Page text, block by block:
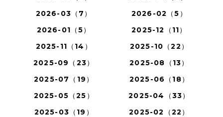
2026-03（7）
2026-02（5）
2026-01（5）
2025-12（11）
2025-11（14）
2025-10（22）
2025-09（23）
2025-08（13）
2025-07（19）
2025-06（18）
2025-05（25）
2025-04（33）
2025-03（19）
2025-02（22）